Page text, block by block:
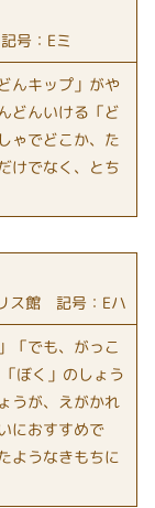
号：Eミ
んキップ」がや
どんいける「ど
ゃでどこか、た
けでなく、とち
ス館 記号：Eハ
「でも、がっこ
ぼく」のしょう
うが、えがかれ
におすすめで
ようなきもちに